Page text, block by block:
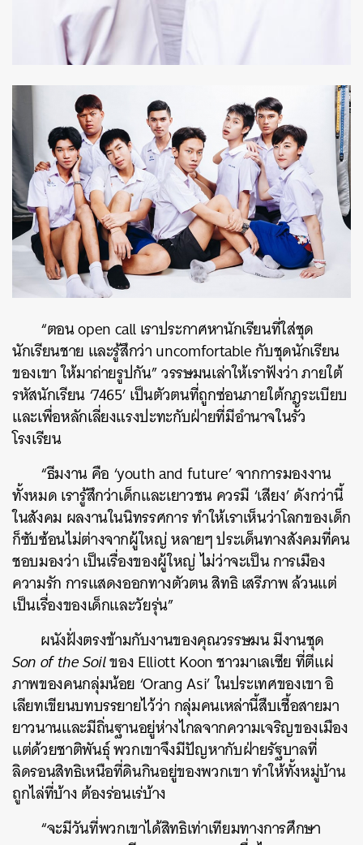
“ตอน open call เราประกาศหานักเรียนที่ใส่ชุด
นักเรียนชาย และรู้สึกว่า uncomfortable กับชุดนักเรียน
ของเขา ให้มาถ่ายรูปกัน” วรรษมนเล่าให้เราฟังว่า ภายใต้
รหัสนักเรียน ‘7465’ เป็นตัวตนที่ถูกซ่อนภายใต้กฎระเบียบ
และเพื่อหลักเลี่ยงแรงปะทะกับฝ่ายที่มีอำนาจในรั้ว
โรงเรียน
“ธีมงาน คือ ‘youth and future’ จากการมองงาน
ทั้งหมด เรารู้สึกว่าเด็กและเยาวชน ควรมี ‘เสียง’ ดังกว่านี้
ในสังคม ผลงานในนิทรรศการ ทำให้เราเห็นว่าโลกของเด็ก
ก็ซับซ้อนไม่ต่างจากผู้ใหญ่ หลายๆ ประเด็นทางสังคมที่คน
ชอบมองว่า เป็นเรื่องของผู้ใหญ่ ไม่ว่าจะเป็น การเมือง
ความรัก การแสดงออกทางตัวตน สิทธิ เสรีภาพ ล้วนแต่
เป็นเรื่องของเด็กและวัยรุ่น”
ผนังฝั่งตรงข้ามกับงานของคุณวรรษมน มีงานชุด
Son of the Soilของ Elliott Koon ชาวมาเลเซีย ที่ตีแผ่
ภาพของคนกลุ่มน้อย ‘Orang Asi’ ในประเทศของเขา อิ
เลียทเขียนบทบรรยายไว้ว่า กลุ่มคนเหล่านี้สืบเชื้อสายมา
ยาวนานและมีถิ่นฐานอยู่ห่างไกลจากความเจริญของเมือง
แต่ด้วยชาติพันธุ์ พวกเขาจึงมีปัญหากับฝ่ายรัฐบาลที่
ลิดรอนสิทธิเหนือที่ดินกินอยู่ของพวกเขา ทำให้ทั้งหมู่บ้าน
ถูกไล่ที่บ้าง ต้องร่อนเร่บ้าง
“จะมีวันที่พวกเขาได้สิทธิเท่าเทียมทางการศึกษา